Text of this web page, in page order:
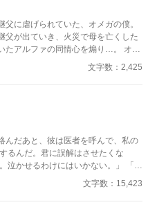
に虐げられていた、オメガの僕。
父が出ていき、火災で母を亡くした
アルファの同情心を煽り…。 オメ
いなくて申し訳ないです。
文字数：2,425
んだあと、彼は医者を呼んで、私の
るんだ。君に誤解はさせたくな
泣かせるわけにはいかない。」 「君
だろ？ 俺の印をつけたまま、他の
ありえない。」 彼は冷たく、けれ
文字数：15,423